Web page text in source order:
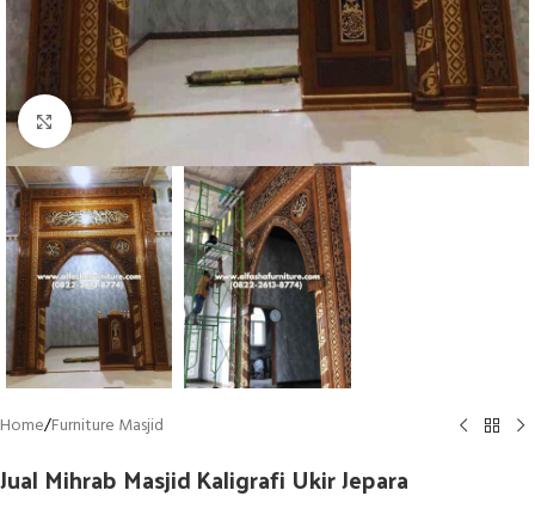
Click to enlarge
Home/Furniture Masjid
Jual Mihrab Masjid Kaligrafi Ukir Jepara